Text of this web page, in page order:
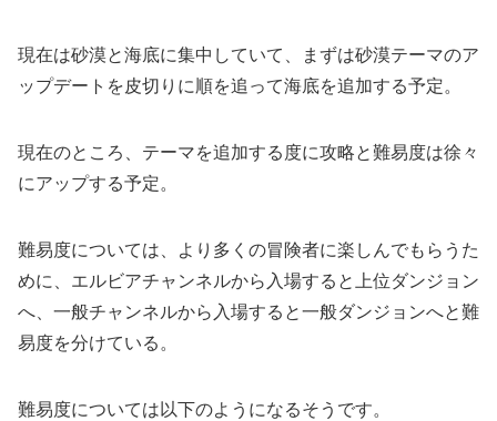
現在は砂漠と海底に集中していて、まずは砂漠テーマのア
ップデートを皮切りに順を追って海底を追加する予定。
現在のところ、テーマを追加する度に攻略と難易度は徐々
にアップする予定。
難易度については、より多くの冒険者に楽しんでもらうた
めに、エルビアチャンネルから入場すると上位ダンジョン
へ、一般チャンネルから入場すると一般ダンジョンへと難
易度を分けている。
難易度については以下のようになるそうです。